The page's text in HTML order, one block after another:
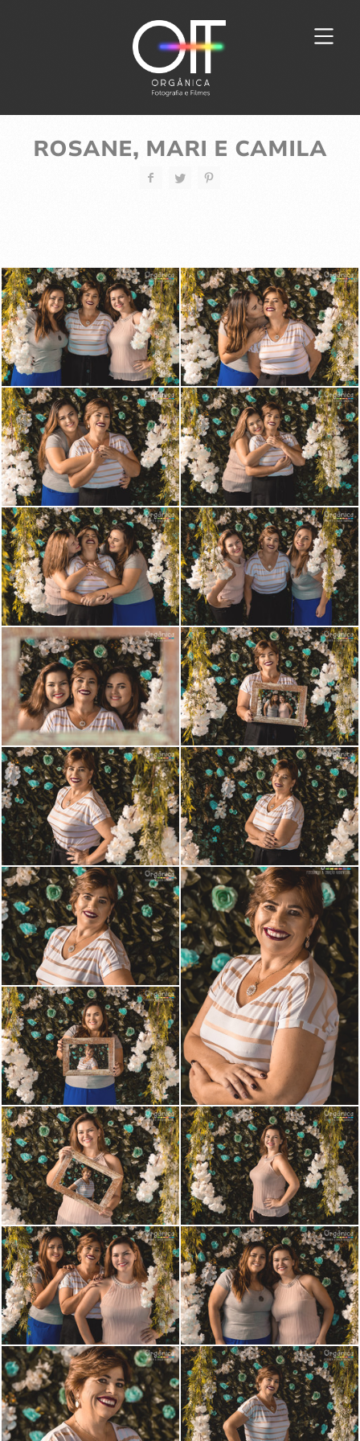
ROSANE, MARI E CAMILA